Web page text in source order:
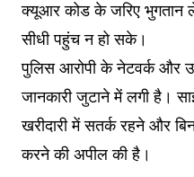
क्यूआर कोड के जरिए भुगतान
सीधी पहुंच न हो सके।
पुलिस आरोपी के नेटवर्क और
जानकारी जुटाने में लगी है।
खरीदारी में सतर्क रहने और
करने की अपील की है।